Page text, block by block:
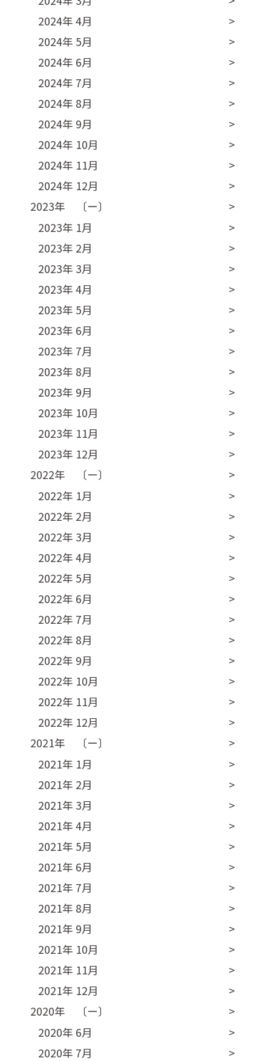
2024年 4月
2024年 5月
2024年 6月
2024年 7月
2024年 8月
2024年 9月
2024年 10月
2024年 11月
2024年 12月
2023年 〔ー〕
2023年 1月
2023年 2月
2023年 3月
2023年 4月
2023年 5月
2023年 6月
2023年 7月
2023年 8月
2023年 9月
2023年 10月
2023年 11月
2023年 12月
2022年 〔ー〕
2022年 1月
2022年 2月
2022年 3月
2022年 4月
2022年 5月
2022年 6月
2022年 7月
2022年 8月
2022年 9月
2022年 10月
2022年 11月
2022年 12月
2021年 〔ー〕
2021年 1月
2021年 2月
2021年 3月
2021年 4月
2021年 5月
2021年 6月
2021年 7月
2021年 8月
2021年 9月
2021年 10月
2021年 11月
2021年 12月
2020年 〔ー〕
2020年 6月
2020年 7月